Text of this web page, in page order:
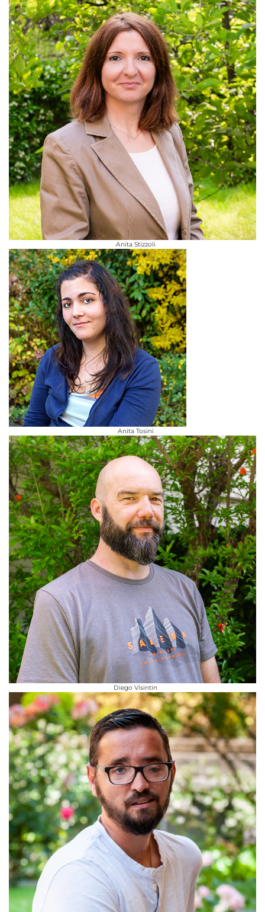
Anita Stizzoli
Anita Tosini
Diego Visintin